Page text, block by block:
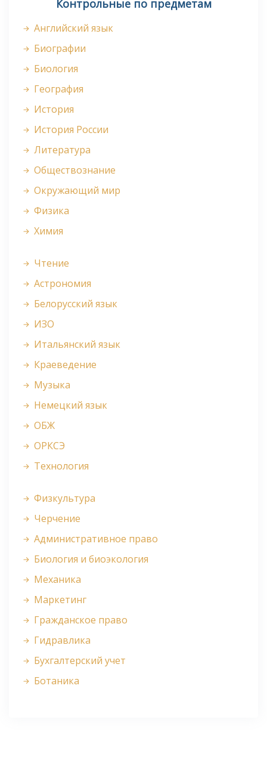
Контрольные по предметам
Английский язык
Биографии
Биология
География
История
История России
Литература
Обществознание
Окружающий мир
Физика
Химия
Чтение
Астрономия
Белорусский язык
ИЗО
Итальянский язык
Краеведение
Музыка
Немецкий язык
ОБЖ
ОРКСЭ
Технология
Физкультура
Черчение
Административное право
Биология и биоэкология
Механика
Маркетинг
Гражданское право
Гидравлика
Бухгалтерский учет
Ботаника